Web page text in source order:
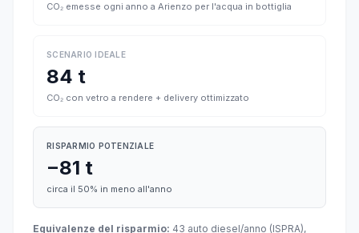
CO₂ emesse ogni anno a Arienzo per l'acqua in bottiglia
SCENARIO IDEALE
84 t
CO₂ con vetro a rendere + delivery ottimizzato
RISPARMIO POTENZIALE
−81 t
circa il 50% in meno all'anno
Equivalenze del risparmio: 43 auto diesel/anno (ISPRA),